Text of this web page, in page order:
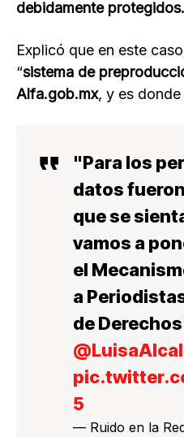
debidamente protegidos.
Explicó que en este
“sistema de
Alfa.gob.mx, y es donde
"Para los
datos
que se
vamos a
el
a
de
5
— Ruido en la